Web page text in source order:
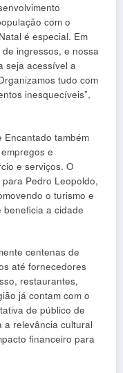
com o
é especial. Em
ingressos, e nossa
seja acessível a
tudo com
inesquecíveis”,
Encantado também
e
e serviços. O
Pedro Leopoldo,
o turismo e
a cidade
centenas de
até fornecedores
restaurantes,
já contam com o
de público de
a relevância cultural
financeiro para